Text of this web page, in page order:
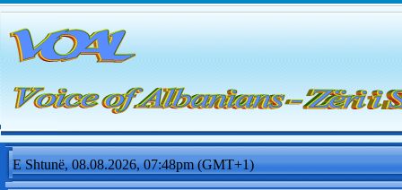
E Shtunë, 08.08.2026, 07:48pm (GMT+1)